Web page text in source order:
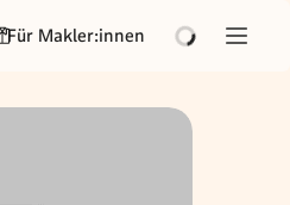
Für Makler:innen